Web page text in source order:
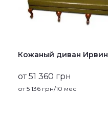
Кожаный диван Ирвин
от 51 360 грн
от5 136 грн/10 мес